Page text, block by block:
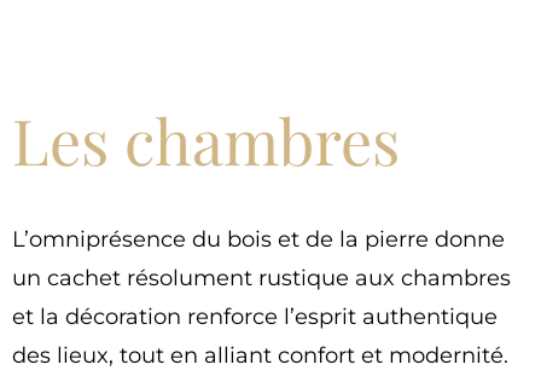
Les chambres
L’omniprésence du bois et de la pierre donne
un cachet résolument rustique aux chambres
et la décoration renforce l’esprit authentique
des lieux, tout en alliant confort et modernité.